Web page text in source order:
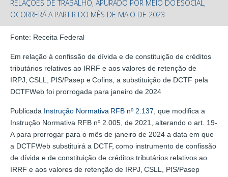
RELAÇÕES DE TRABALHO, APURADO POR MEIO DO ESOCIAL,
OCORRERÁ A PARTIR DO MÊS DE MAIO DE 2023
Fonte: Receita Federal
Em relação à confissão de dívida e de constituição de créditos
tributários relativos ao IRRF e aos valores de retenção de
IRPJ, CSLL, PIS/Pasep e Cofins, a substituição de DCTF pela
DCTFWeb foi prorrogada para janeiro de 2024
Publicada Instrução Normativa RFB nº 2.137 , que modifica a
Instrução Normativa RFB nº 2.005, de 2021, alterando o art. 19-
A para prorrogar para o mês de janeiro de 2024 a data em que
a DCTFWeb substituirá a DCTF, como instrumento de confissão
de dívida e de constituição de créditos tributários relativos ao
IRRF e aos valores de retenção de IRPJ, CSLL, PIS/Pasep